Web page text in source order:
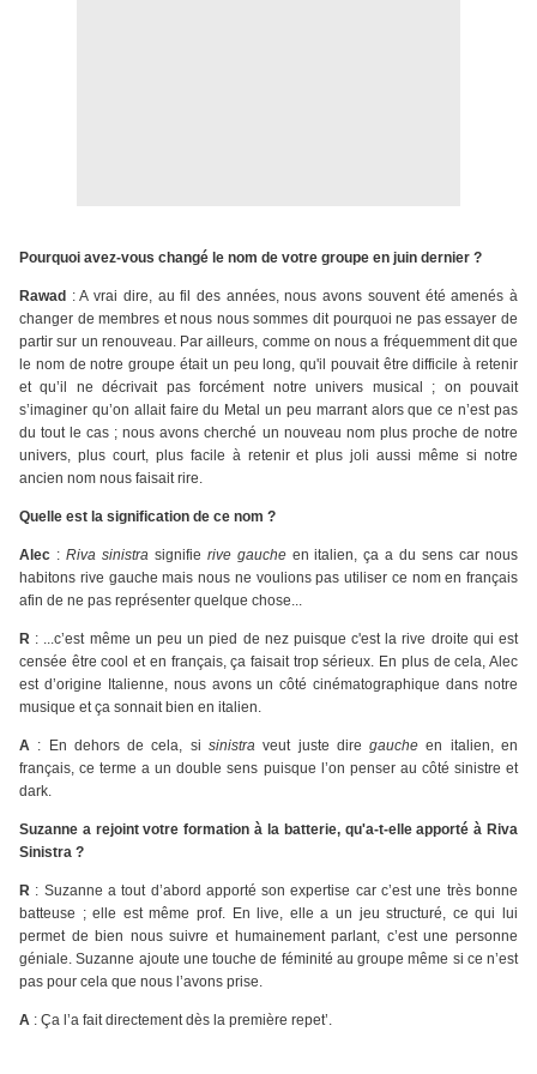
Pourquoi avez-vous changé le nom de votre groupe en juin dernier ?
Rawad : A vrai dire, au fil des années, nous avons souvent été amenés à
changer de membres et nous nous sommes dit pourquoi ne pas essayer de
partir sur un renouveau. Par ailleurs, comme on nous a fréquemment dit que
le nom de notre groupe était un peu long, qu'il pouvait être difficile à retenir
et qu’il ne décrivait pas forcément notre univers musical ; on pouvait
s’imaginer qu’on allait faire du Metal un peu marrant alors que ce n’est pas
du tout le cas ; nous avons cherché un nouveau nom plus proche de notre
univers, plus court, plus facile à retenir et plus joli aussi même si notre
ancien nom nous faisait rire.
Quelle est la signification de ce nom ?
Alec : Riva sinistrasignifie rive gaucheen italien, ça a du sens car nous
habitons rive gauche mais nous ne voulions pas utiliser ce nom en français
afin de ne pas représenter quelque chose...
R : ...c’est même un peu un pied de nez puisque c'est la rive droite qui est
censée être cool et en français, ça faisait trop sérieux. En plus de cela, Alec
est d’origine Italienne, nous avons un côté cinématographique dans notre
musique et ça sonnait bien en italien.
A : En dehors de cela, si sinistra veut juste diregauche en italien, en
français, ce terme a un double sens puisque l’on penser au côté sinistre et
dark.
Suzanne a rejoint votre formation à la batterie, qu'a-t-elle apporté à Riva
Sinistra ?
R : Suzanne a tout d’abord apporté son expertise car c’est une très bonne
batteuse ; elle est même prof. En live, elle a un jeu structuré, ce qui lui
permet de bien nous suivre et humainement parlant, c’est une personne
géniale. Suzanne ajoute une touche de féminité au groupe même si ce n’est
pas pour cela que nous l’avons prise.
A : Ça l’a fait directement dès la première repet’.